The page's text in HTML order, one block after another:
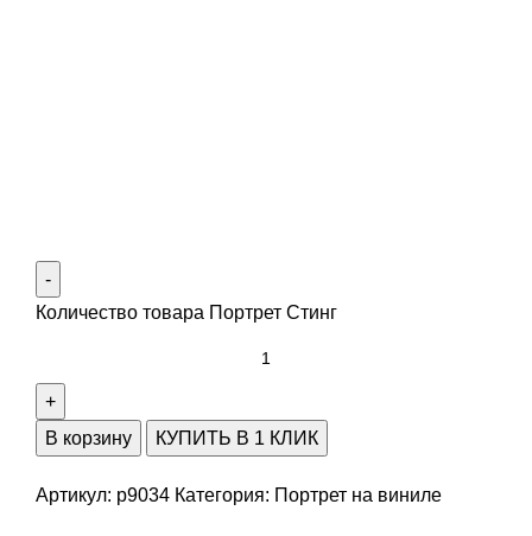
Количество товара Портрет Стинг
В корзину КУПИТЬ В 1 КЛИК
Артикул: p9034 Категория: Портрет на виниле